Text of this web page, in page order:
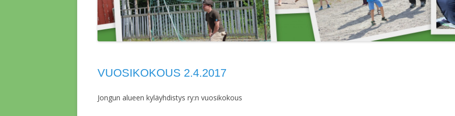
15.4.2018
HALLITUKSEN
KAKSIO
PALLOKENTÄN
LAAJENNUSTALKOOT 2004
VUOSIKOKOUS 2.4.2017
Jongun alueen kyläyhdistys ry:n vuosikokous